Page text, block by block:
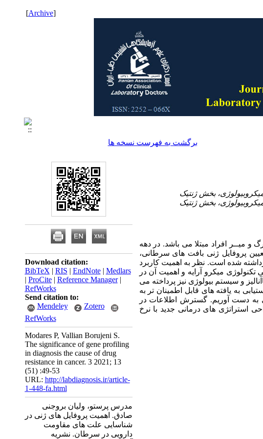
[
Archive
]
برگشت به فهرست نسخه ها
میــر افراد مبتلا می باشد. در دهه
پروفایل ژنی بافت های سرطانی،
شده است. نظر به اهمیت کاربرد
میکرو آرایه و اهمیت آن در
و سیستم ­بیولوژی نیز پرداخته می
به یافته ­های قابل اطمینان­ تر به
به دست آوریم. گسترش اطلاعات در
استراتژی های درمانی جدید با نرخ
Download citation:
BibTeX | RIS | EndNote| Medlars
| ProCite| Reference Manager|
RefWorks
Send citation to:
Mendeley
Zotero
RefWorks
Modares P, Vallian Borujeni S.
The significance of gene profiling
in diagnosis the cause of drug
resistance in cancer. 3 2021; 13
(51) :49-53
URL: http://labdiagnosis.ir/article-
1-448-fa.html
مدرس پرستو، ولیان بروجنی
صادق. اهمیت پروفایل های ژنی در
شناسایی علت های مقاومت
دارویی در سرطان. نشریه